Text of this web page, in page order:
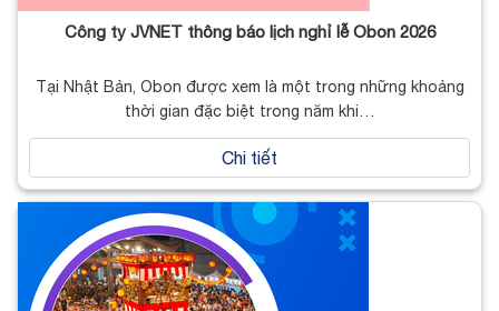
Công ty JVNET thông báo lịch nghỉ lễ Obon 2026
Tại Nhật Bản, Obon được xem là một trong những khoảng
thời gian đặc biệt trong năm khi…
Chi tiết